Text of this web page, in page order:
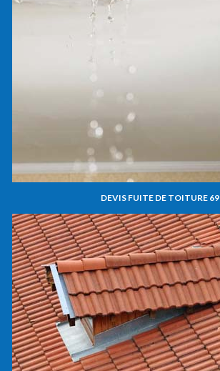
DEVIS FUITE DE TOITURE 69